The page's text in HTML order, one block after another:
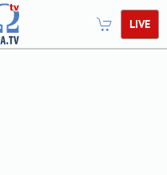
LIVE